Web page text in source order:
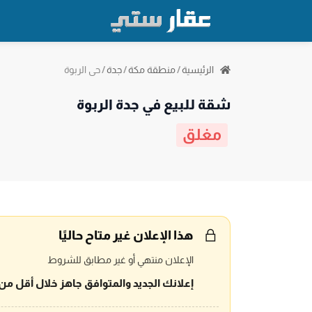
الرئيسية/منطقة مكة/جدة/حي الربوة
شقة للبيع في جدة الربوة
مغلق
هذا الإعلان غير متاح حاليًا
الإعلان منتهي أو غير مطابق للشروط
إعلانك الجديد والمتوافق جاهز خلال أقل